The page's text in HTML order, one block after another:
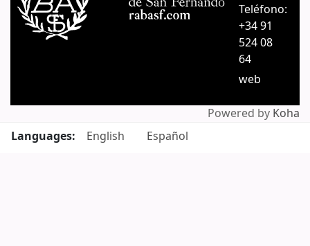
Teléfono:
+34 91
524 08
64
web
Powered by Koha
Languages:
English Español